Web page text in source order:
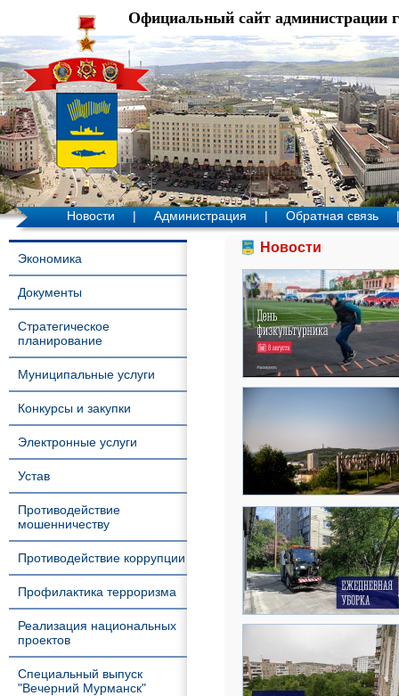
Официальный сайт администрации
Новости | Администрация | Обратная связь |
Экономика
Документы
Стратегическое
планирование
Муниципальные услуги
Конкурсы и закупки
Электронные услуги
Устав
Противодействие
мошенничеству
Противодействие коррупции
Профилактика терроризма
Реализация национальных
проектов
Специальный выпуск
"Вечерний Мурманск"
Новости